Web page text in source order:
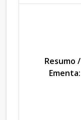
Resumo /
Ementa: